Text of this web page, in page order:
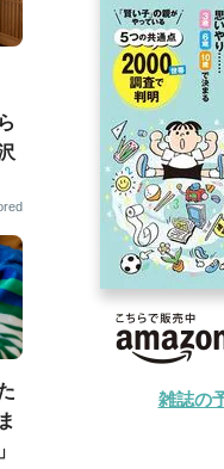
雑誌の